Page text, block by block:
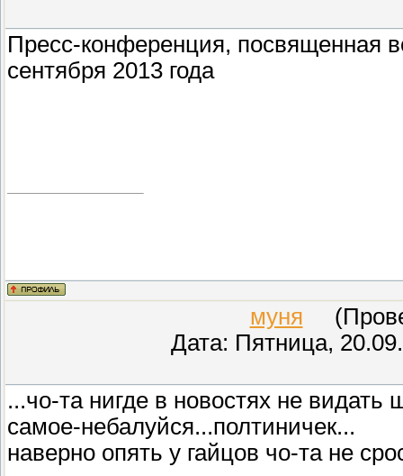
Пресс-конференция, посвященная
сентября 2013 года
муня
Дата: Пятница,
...чо-та нигде в новостях не
самое-небалуйся...полтиничек...
наверно опять у гайцов чо-та не